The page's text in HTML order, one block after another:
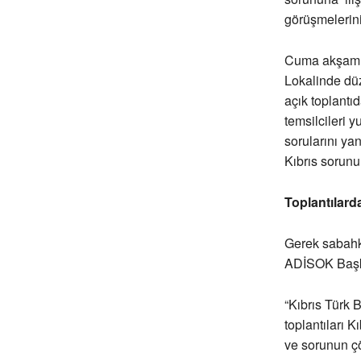
Cuma
Lokalinde
açık
temsilcileri
sorularını
Kıbrıs
Gerek
ADİSOK
“Kıbrıs
toplantıları
ve sorunun